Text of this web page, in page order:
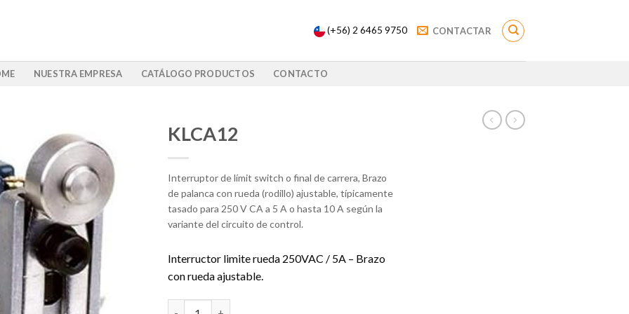
(+56) 2 6465 9750 CONTACTAR
NUESTRA EMPRESA CATÁLOGO PRODUCTOS CONTACTO
KLCA12
Interruptor de límit switch o final de carrera, Brazo
de palanca con rueda (rodillo) ajustable, típicamente
tasado para 250 V CA a 5 A o hasta 10 A según la
variante del circuito de control.
Interructor limite rueda 250VAC / 5A – Brazo
con rueda ajustable.